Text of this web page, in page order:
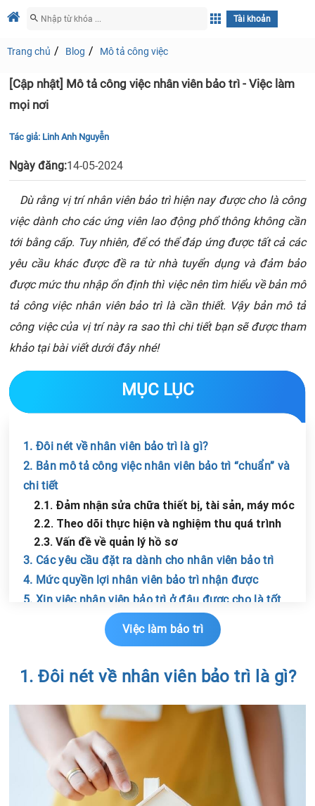
Tài khoản
Trang chủ Blog Mô tả công việc
[Cập nhật] Mô tả công việc nhân viên bảo trì - Việc làm
mọi nơi
Tác giả: Linh Anh Nguyễn
Ngày đăng:14-05-2024
Dù rằng vị trí nhân viên bảo trì hiện nay được cho là công
việc dành cho các ứng viên lao động phổ thông không cần
tới bằng cấp. Tuy nhiên, để có thể đáp ứng được tất cả các
yêu cầu khác được đề ra từ nhà tuyển dụng và đảm bảo
được mức thu nhập ổn định thì việc nên tìm hiểu về bản mô
tả công việc nhân viên bảo trì là cần thiết. Vậy bản mô tả
công việc của vị trí này ra sao thì chi tiết bạn sẽ được tham
khảo tại bài viết dưới đây nhé!
MỤC LỤC
1. Đôi nét về nhân viên bảo trì là gì?
2. Bản mô tả công việc nhân viên bảo trì “chuẩn” và
chi tiết
2.1. Đảm nhận sửa chữa thiết bị, tài sản, máy móc
2.2. Theo dõi thực hiện và nghiệm thu quá trình
2.3. Vấn đề về quản lý hồ sơ
3. Các yêu cầu đặt ra dành cho nhân viên bảo trì
4. Mức quyền lợi nhân viên bảo trì nhận được
5. Xin việc nhân viên bảo trì ở đâu được cho là tốt
Chia sẻ tin với bạn bè
Việc làm bảo trì
1. Đôi nét về nhân viên bảo trì là gì?